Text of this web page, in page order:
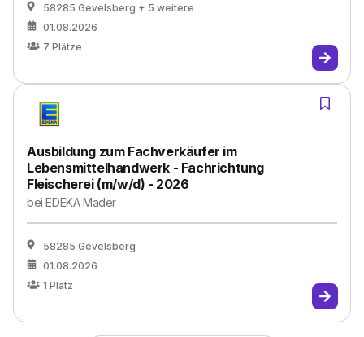
58285 Gevelsberg + 5 weitere
01.08.2026
7 Plätze
Ausbildung zum Fachverkäufer im
Lebensmittelhandwerk - Fachrichtung
Fleischerei (m/w/d) - 2026
beiEDEKA Mader
58285 Gevelsberg
01.08.2026
1 Platz